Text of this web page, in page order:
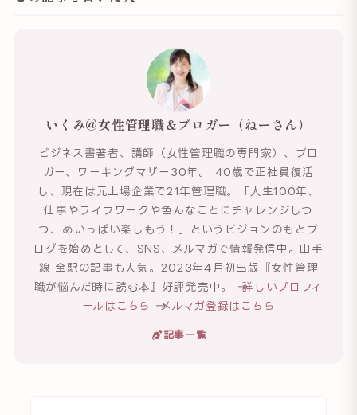
いくみ@女性管理職＆ブロガー（ねーさん）
ビジネス書著者、講師（女性管理職の専門家）、ブロ
ガー、ワーキングマザー30年。 40歳で正社員復活
し、現在は元上場企業で21年管理職。「人生100年、
仕事やライフワークや色んなことにチャレンジしつ
つ、めいっぱい楽しもう！」というビジョンのもとブ
ログを始めとして、SNS、メルマガで情報発信中。山手
線 全駅の記事も人気。2023年4月初出版『女性管理
職が悩んだ時に読む本』好評発売中。 →詳しいプロフィ
ールはこちら
→メルマガ登録はこちら
記事一覧